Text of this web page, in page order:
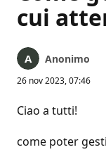
cui
Anonimo
26 nov 2023, 07:46
Ciao a tutti!
come poter